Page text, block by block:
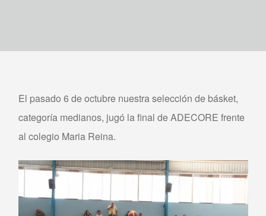
El pasado 6 de octubre nuestra selección de básket,
categoría medianos, jugó la final de ADECORE frente
al colegio Maria Reina.